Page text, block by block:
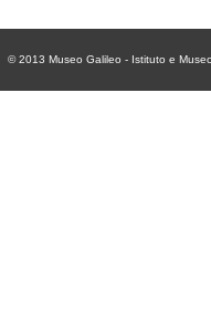
© 2013 Museo Galileo - Istituto e